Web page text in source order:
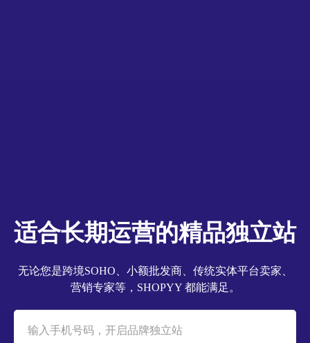
适合长期运营的精品独立站
无论您是跨境SOHO、小额批发商、传统实体平台卖家、
营销专家等，SHOPYY 都能满足。